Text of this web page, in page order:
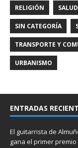
RELIGIÓN SALUD
SIN CATEGORÍA
TRANSPORTE Y
URBANISMO
ENTRADAS
El guitarrista de
gana el primer